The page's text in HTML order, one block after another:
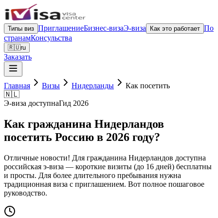
Типы виз ПриглашениеБизнес-визаЭ-виза Как это работает По
странамКонсульства
🇷🇺ru
Заказать
Главная Визы Нидерланды
Как посетить
🇳🇱
Э-виза доступнаГид 2026
Как гражданина Нидерландов
посетить Россию в 2026 году?
Отличные новости! Для гражданина Нидерландов доступна
российская э-виза — короткие визиты (до 16 дней) бесплатны
и просты. Для более длительного пребывания нужна
традиционная виза с приглашением. Вот полное пошаговое
руководство.